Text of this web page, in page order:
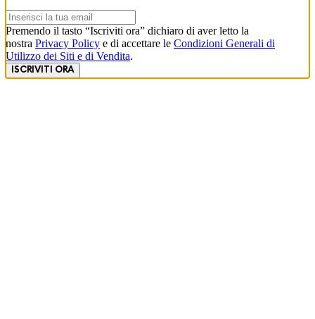
Premendo il tasto “Iscriviti ora” dichiaro di aver letto la
nostra Privacy Policy e di accettare le Condizioni Generali di
Utilizzo dei Siti e di Vendita.
ISCRIVITI ORA